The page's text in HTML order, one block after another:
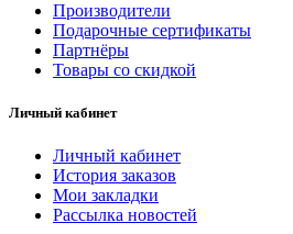
Производители
Подарочные сертификаты
Партнёры
Товары со скидкой
Личный кабинет
Личный кабинет
История заказов
Мои закладки
Рассылка новостей